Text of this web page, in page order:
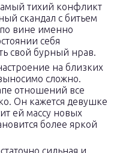
тихий конфликт
скандал с битьем
вине именно
себя
свой бурный нрав.
на близких
сложно.
отношений все
Он кажется девушке
ей массу новых
более яркой
сильная и